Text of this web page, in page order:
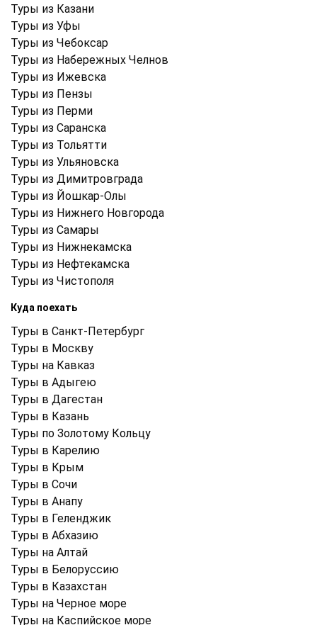
Туры из Казани
Туры из Уфы
Туры из Чебоксар
Туры из Набережных Челнов
Туры из Ижевска
Туры из Пензы
Туры из Перми
Туры из Саранска
Туры из Тольятти
Туры из Ульяновска
Туры из Димитровграда
Туры из Йошкар-Олы
Туры из Нижнего Новгорода
Туры из Самары
Туры из Нижнекамска
Туры из Нефтекамска
Туры из Чистополя
Куда поехать
Туры в Санкт-Петербург
Туры в Москву
Туры на Кавказ
Туры в Адыгею
Туры в Дагестан
Туры в Казань
Туры по Золотому Кольцу
Туры в Карелию
Туры в Крым
Туры в Cочи
Туры в Анапу
Туры в Геленджик
Туры в Абхазию
Туры на Алтай
Туры в Белоруссию
Туры в Казахстан
Туры на Черное море
Туры на Каспийское море